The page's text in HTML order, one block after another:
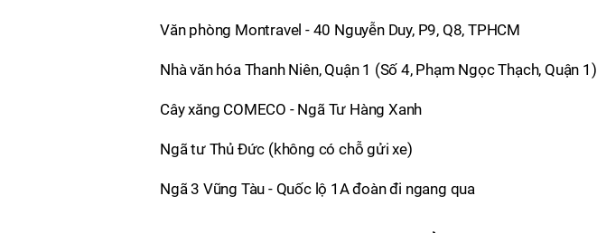
Văn phòng Montravel - 40 Nguyễn Duy, P9, Q8, TPHCM
Nhà văn hóa Thanh Niên, Quận 1 (Số 4, Phạm Ngọc Thạch, Quận 1)
Cây xăng COMECO - Ngã Tư Hàng Xanh
Ngã tư Thủ Đức (không có chỗ gửi xe)
Ngã 3 Vũng Tàu - Quốc lộ 1A đoàn đi ngang qua